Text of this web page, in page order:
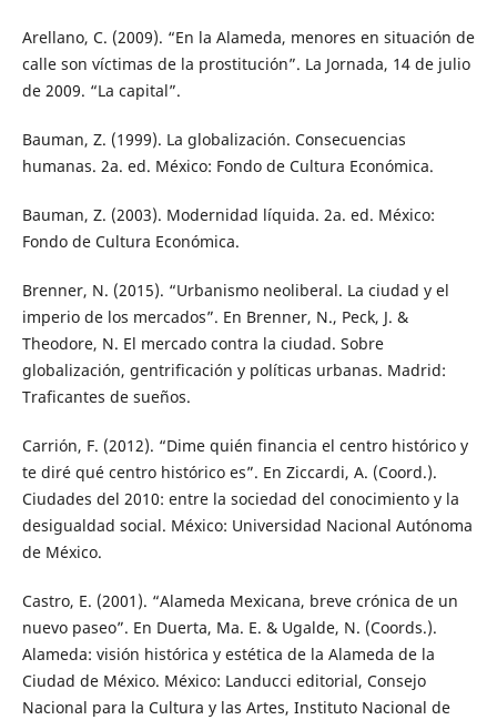
Arellano, C. (2009). “En la Alameda, menores en situación de
calle son víctimas de la prostitución”. La Jornada, 14 de julio
de 2009. “La capital”.
Bauman, Z. (1999). La globalización. Consecuencias
humanas. 2a. ed. México: Fondo de Cultura Económica.
Bauman, Z. (2003). Modernidad líquida. 2a. ed. México:
Fondo de Cultura Económica.
Brenner, N. (2015). “Urbanismo neoliberal. La ciudad y el
imperio de los mercados”. En Brenner, N., Peck, J. &
Theodore, N. El mercado contra la ciudad. Sobre
globalización, gentrificación y políticas urbanas. Madrid:
Traficantes de sueños.
Carrión, F. (2012). “Dime quién financia el centro histórico y
te diré qué centro histórico es”. En Ziccardi, A. (Coord.).
Ciudades del 2010: entre la sociedad del conocimiento y la
desigualdad social. México: Universidad Nacional Autónoma
de México.
Castro, E. (2001). “Alameda Mexicana, breve crónica de un
nuevo paseo”. En Duerta, Ma. E. & Ugalde, N. (Coords.).
Alameda: visión histórica y estética de la Alameda de la
Ciudad de México. México: Landucci editorial, Consejo
Nacional para la Cultura y las Artes, Instituto Nacional de